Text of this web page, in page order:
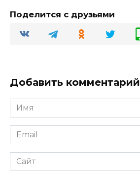
Поделится с друзьями
Добавить комментарий
Имя
Email
Сайт